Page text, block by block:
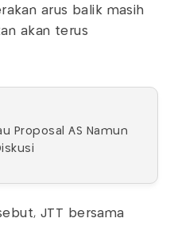
arus balik masih
akan terus
Proposal AS Namun
JTT bersama